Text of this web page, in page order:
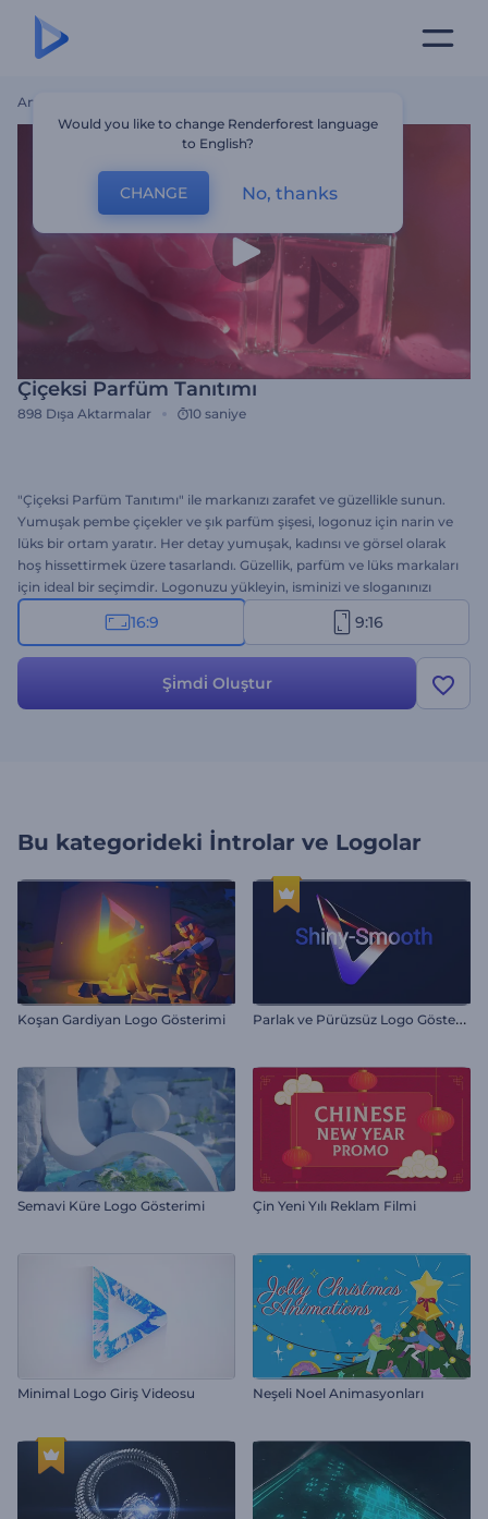
Ana Sayfa
Çiçeksi Parfüm Tanıtımı
898 Dışa Aktarmalar 10 saniye
"Çiçeksi Parfüm Tanıtımı" ile markanızı zarafet ve güzellikle sunun.
Yumuşak pembe çiçekler ve şık parfüm şişesi, logonuz için narin ve
lüks bir ortam yaratır. Her detay yumuşak, kadınsı ve görsel olarak
hoş hissettirmek üzere tasarlandı. Güzellik, parfüm ve lüks markaları
için ideal bir seçimdir. Logonuzu yükleyin, isminizi ve sloganınızı
yazın, huzur verici bir müzik seçin. Şimdi oluşturun ve markanızı
zamansız bir çiçek güzelliğiyle ortaya çıkarın!
16:9 9:16
Şi̇mdi̇ Oluştur
Bu kategorideki İntrolar ve Logolar
Koşan Gardiyan Logo Gösterimi P
arlak ve Pürüzsüz Logo Gösterimi
Semavi Küre Logo Gösterimi Çin Yeni Yılı Reklam Filmi
Minimal Logo Giriş Videosu Neşeli Noel Animasyonları
Would you like to change Renderforest language
to English?
CHANGE No, thanks